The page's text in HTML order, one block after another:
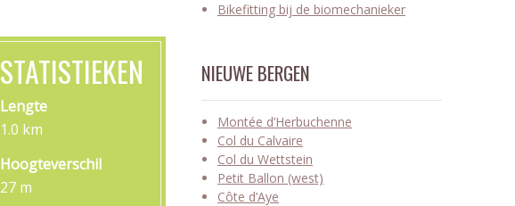
STATISTIEKEN
Lengte
1.0 km
Hoogteverschil
27 m
Bikefitting bij de biomechanieker
NIEUWE BERGEN
Montée d’Herbuchenne
Col du Calvaire
Col du Wettstein
Petit Ballon (west)
Côte d’Aye